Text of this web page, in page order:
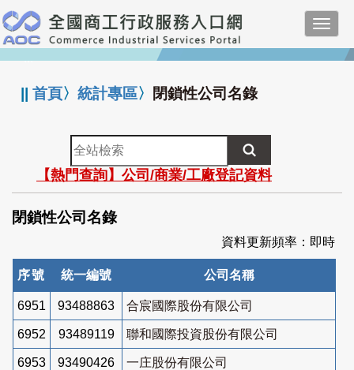
跳
到
主
要
:::
||首頁〉統計專區〉 閉鎖性公司名錄
全
站
檢
索
【熱門查詢】公司/商業/工廠登記資料
閉鎖性公司名錄
資料更新頻率：即時
序號 統一編號 公司名稱
6951 93488863 合宸國際股份有限公司
6952 93489119 聯和國際投資股份有限公司
6953 93490426 一庄股份有限公司